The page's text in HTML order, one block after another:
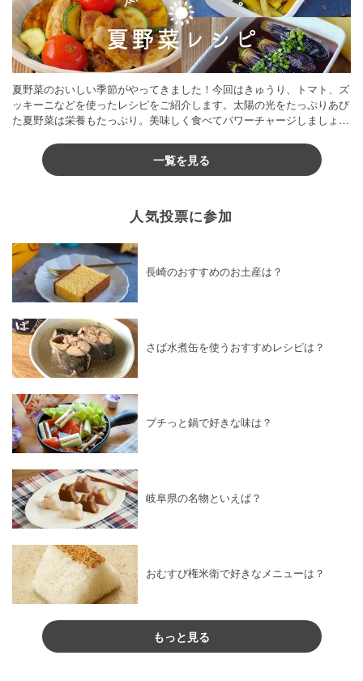
夏野菜のおいしい季節がやってきました！今回はきゅうり、トマト、ズ
ッキーニなどを使ったレシピをご紹介します。太陽の光をたっぷりあび
た夏野菜は栄養もたっぷり。美味しく食べてパワーチャージしましょう
一覧を見る
人気投票に参加
長崎のおすすめのお土産は？
さば水煮缶を使うおすすめレシピは？
プチっと鍋で好きな味は？
岐阜県の名物といえば？
おむすび権米衛で好きなメニューは？
もっと見る